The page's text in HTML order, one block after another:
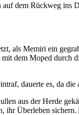
dem Rückweg
als Memiri ein
dem Moped
dauerte es, da die
aus der Herde
ihr Überleben sichern.